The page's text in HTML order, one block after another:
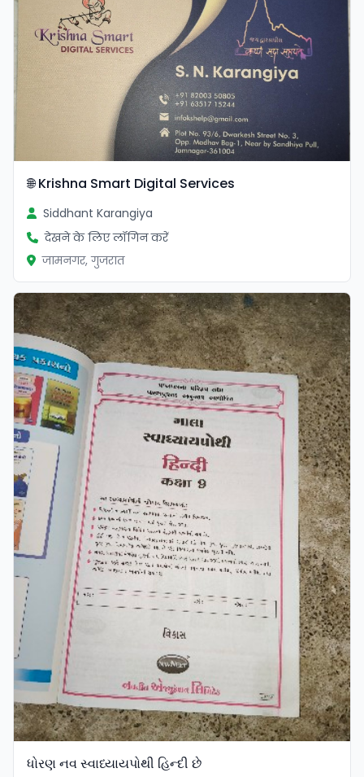
🌐 Krishna Smart Digital Services
Siddhant Karangiya
देखने के लिए लॉगिन करें
जामनगर, गुजरात
ધોરણ નવ સ્વાધ્યાયપોથી હિન્દી છે